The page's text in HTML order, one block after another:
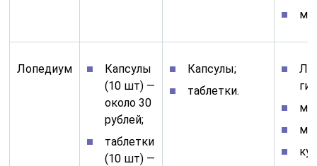
Лопедиум
Капсулы
(10 шт) —
около 30
рублей;
таблетки
(10 шт) —
Капсулы;
таблетки.